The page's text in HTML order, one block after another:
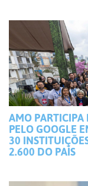
AMO
PELO GOOGLE
30
2.600 DO PAÍS